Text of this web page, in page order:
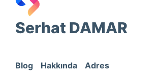
Serhat DAMAR
Blog Hakkında Adres